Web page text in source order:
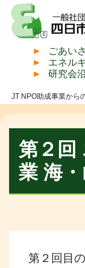
ごあい
エネル
研究会
JT NPO助成事業から
第２回
業 海
第２回目